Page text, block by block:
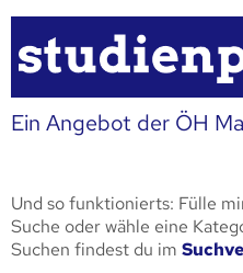
Ein Angebot der ÖH
Und so funktionierts: Fülle
Suche oder wähle eine
Suchen findest du im